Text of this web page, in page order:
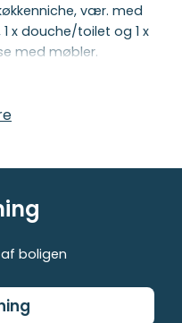
vær. med
x douche/toilet og 1 x
med møbler.
boligen